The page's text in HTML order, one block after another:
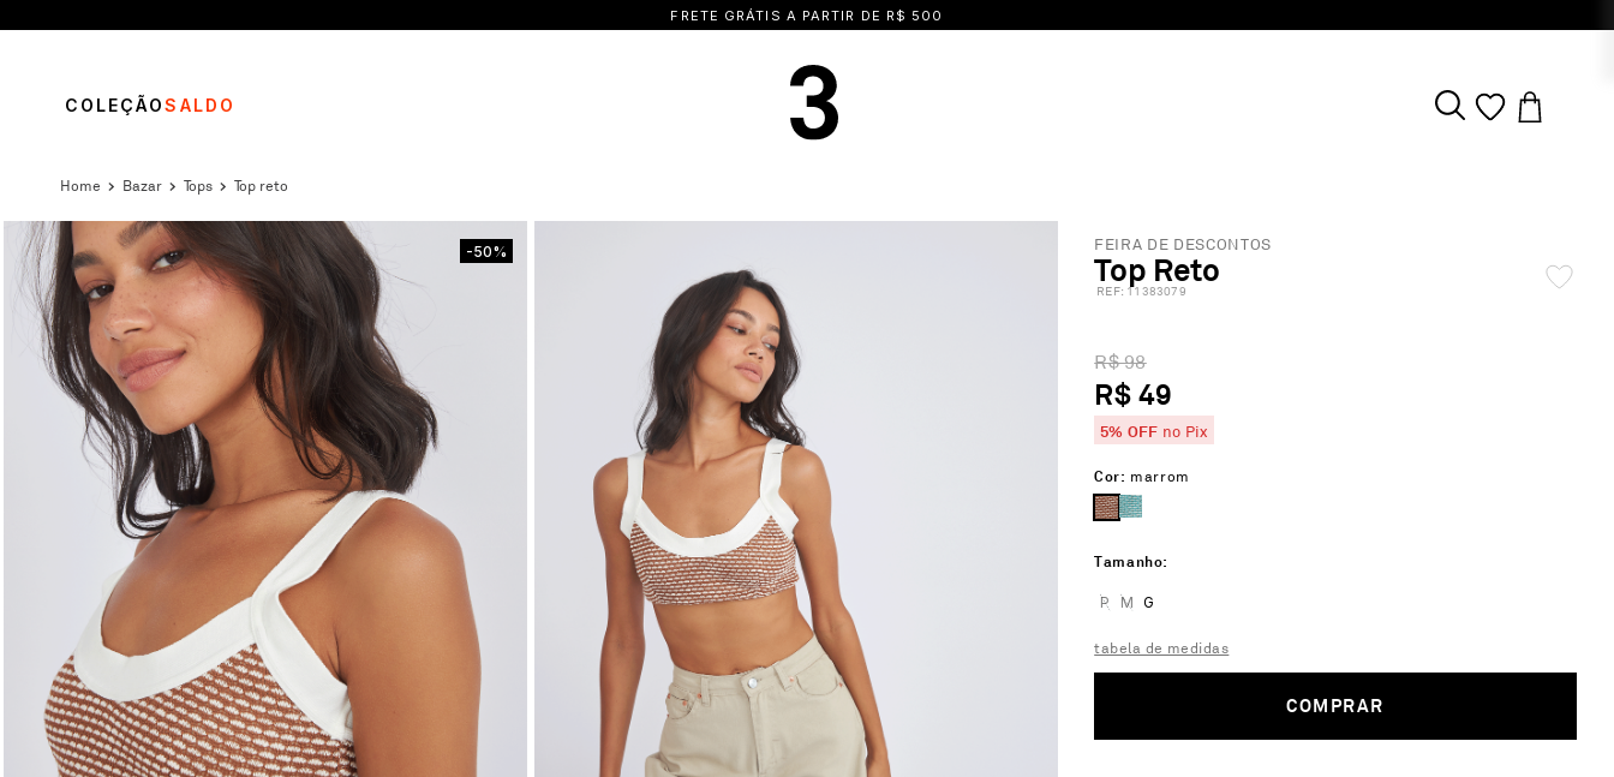
15% OFF NA PRIMEIRA COMPRA | CUPOM: BEMVINDA15
COLEÇÃOSALDO
bazar tops top reto
-50% FEIRA DE DESCONTOS
Top Reto
: 11383079
R$ 98
R$ 49
5% OFF no Pix
Cor: marrom
Tamanho
P M G
tabela de medidas
COMPRAR
TERMOS MAIS BUSCADOS
1º
vestido
calça
blusa
saia
biquini
top
short
8º
9º
vestido preto
10º vestidos